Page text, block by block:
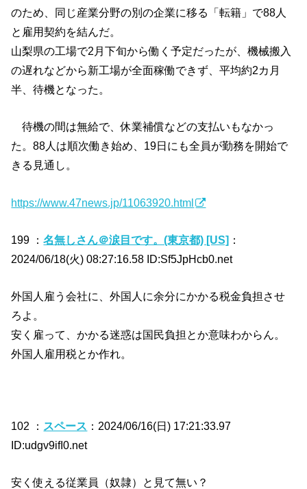
のため、同じ産業分野の別の企業に移る「転籍」で88人
と雇用契約を結んだ。
山梨県の工場で2月下旬から働く予定だったが、機械搬入
の遅れなどから新工場が全面稼働できず、平均約2カ月
半、待機となった。
待機の間は無給で、休業補償などの支払いもなかっ
た。88人は順次働き始め、19日にも全員が勤務を開始で
きる見通し。
https://www.47news.jp/11063920.html
199 ：名無しさん＠涙目です。(東京都) [US] ：
2024/06/18(火) 08:27:16.58 ID:Sf5JpHcb0.net
外国人雇う会社に、外国人に余分にかかる税金負担させ
ろよ。
安く雇って、かかる迷惑は国民負担とか意味わからん。
外国人雇用税とか作れ。
102 ： スペース ：2024/06/16(日) 17:21:33.97
ID:udgv9ifI0.net
安く使える従業員（奴隷）と見て無い？